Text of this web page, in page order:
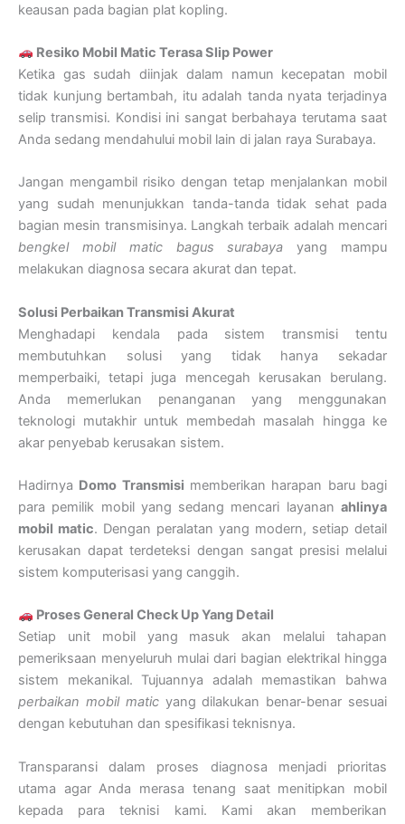
keausan pada bagian plat kopling.
Resiko Mobil Matic Terasa Slip Power
Ketika gas sudah diinjak dalam namun kecepatan mobil
tidak kunjung bertambah, itu adalah tanda nyata terjadinya
selip transmisi. Kondisi ini sangat berbahaya terutama saat
Anda sedang mendahului mobil lain di jalan raya Surabaya.
Jangan mengambil risiko dengan tetap menjalankan mobil
yang sudah menunjukkan tanda-tanda tidak sehat pada
bagian mesin transmisinya. Langkah terbaik adalah mencari
bengkel mobil matic bagus surabaya yang mampu
melakukan diagnosa secara akurat dan tepat.
Solusi Perbaikan Transmisi Akurat
Menghadapi kendala pada sistem transmisi tentu
membutuhkan solusi yang tidak hanya sekadar
memperbaiki, tetapi juga mencegah kerusakan berulang.
Anda memerlukan penanganan yang menggunakan
teknologi mutakhir untuk membedah masalah hingga ke
akar penyebab kerusakan sistem.
Hadirnya Domo Transmisi memberikan harapan baru bagi
para pemilik mobil yang sedang mencari layanan ahlinya
mobil matic. Dengan peralatan yang modern, setiap detail
kerusakan dapat terdeteksi dengan sangat presisi melalui
sistem komputerisasi yang canggih.
Proses General Check Up Yang Detail
Setiap unit mobil yang masuk akan melalui tahapan
pemeriksaan menyeluruh mulai dari bagian elektrikal hingga
sistem mekanikal. Tujuannya adalah memastikan bahwa
perbaikan mobil maticyang dilakukan benar-benar sesuai
dengan kebutuhan dan spesifikasi teknisnya.
Transparansi dalam proses diagnosa menjadi prioritas
utama agar Anda merasa tenang saat menitipkan mobil
kepada para teknisi kami. Kami akan memberikan